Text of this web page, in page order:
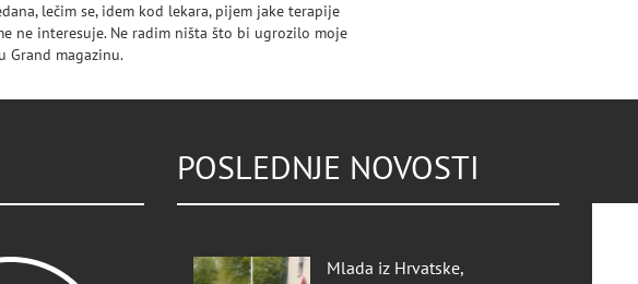
lečim se, idem kod lekara, pijem jake terapije
ne interesuje. Ne radim ništa što bi ugrozilo moje
Grand magazinu.
POSLEDNJE NOVOSTI
Mlada iz Hrvatske,